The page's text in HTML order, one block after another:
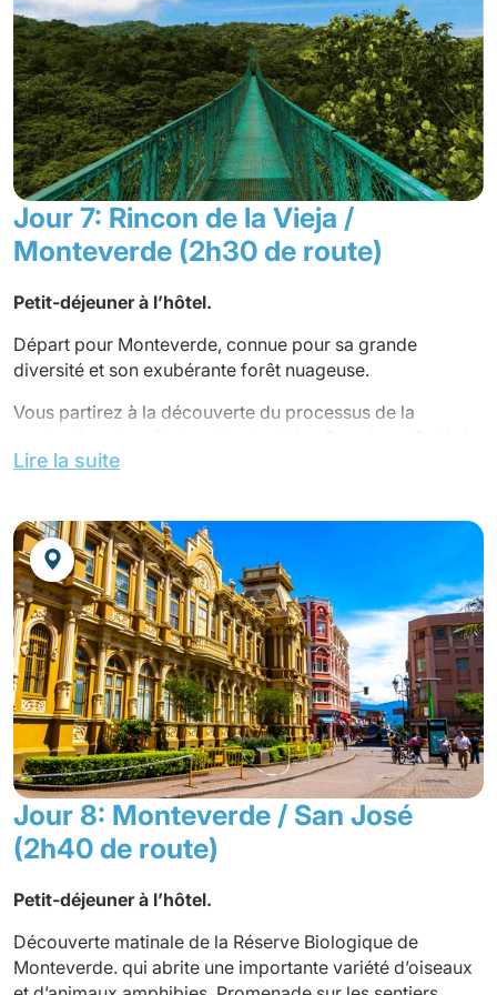
lodge.
Dîneret nuit à l’hôtel.
Jour 7: Rincon de la Vieja /
Monteverde (2h30 de route)
Petit-déjeuner à l’hôtel.
Départ pour Monteverde, connue pour sa grande
diversité et son exubérante forêt nuageuse.
Vous partirez à la découverte du processus de la
dans des sols volcaniques à 1 300 m d’altitude, votre
sucre où nous apprendrons tout le processus de ces 3
produits importants.
Déjeuner.
Enfin, promenade dans le petit village de Santa Elena,
réputé pour sa production de fromage.
Dîneret nuit à l’hôtel.
Lire la suite
Jour 8: Monteverde / San José
(2h40 de route)
Petit-déjeuner à l’hôtel.
Découverte matinale de la Réserve Biologique de
Monteverde. qui abrite une importante variété d’oiseaux